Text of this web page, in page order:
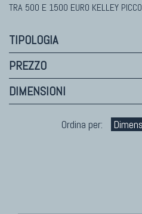
TRA 500 E 1500 EURO KELLEY
TIPOLOGIA
PREZZO
DIMENSIONI
Ordina per: